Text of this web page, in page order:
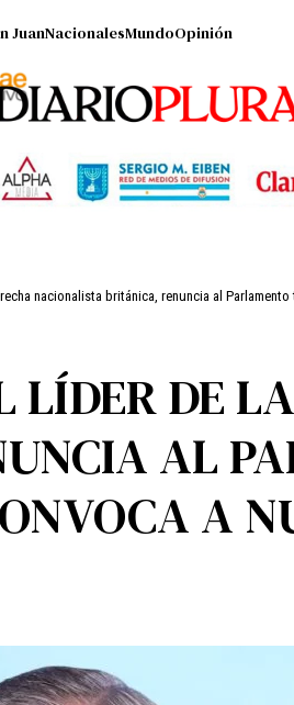
JuanNacionalesMundoOpinión
nacionalista británica, renuncia al
LÍDER DE
AL
A